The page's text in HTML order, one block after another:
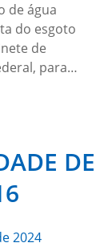
de água
do esgoto
de
para…
DE
2024